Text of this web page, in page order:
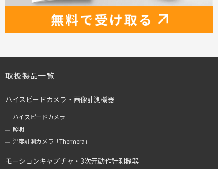
取扱製品一覧
ハイスピードカメラ・画像計測機器
ハイスピードカメラ
照明
温度計測カメラ「Thermera」
モーションキャプチャ・3次元動作計測機器